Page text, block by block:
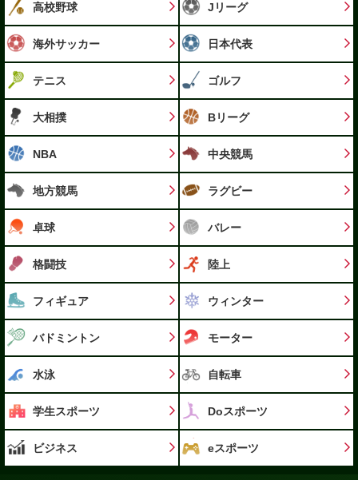
高校野球 Jリーグ
海外サッカー 日本代表
テニス ゴルフ
大相撲 Bリーグ
NBA 中央競馬
地方競馬 ラグビー
卓球 バレー
格闘技 陸上
フィギュア ウィンター
バドミントン モーター
水泳 自転車
学生スポーツ Doスポーツ
ビジネス eスポーツ